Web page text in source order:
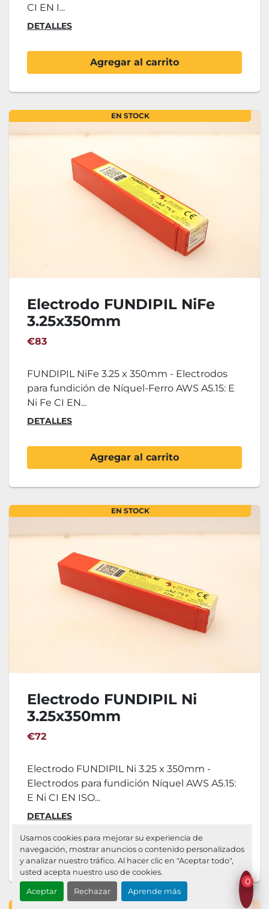
Usamos cookies para mejorar su experiencia de
navegación, mostrar anuncios o contenido personalizados
y analizar nuestro tráfico. Al hacer clic en "Aceptar todo",
usted acepta nuestro uso de cookies.
Aceptar Rechazar Aprende más
CI EN I...
DETALLES
Agregar al carrito
EN STOCK
Electrodo FUNDIPIL NiFe
3.25x350mm
€83
FUNDIPIL NiFe 3.25 x 350mm - Electrodos
para fundición de Níquel-Ferro AWS A5.15: E
Ni Fe CI EN...
DETALLES
Agregar al carrito
EN STOCK
Electrodo FUNDIPIL Ni
3.25x350mm
€72
Electrodo FUNDIPIL Ni 3.25 x 350mm -
Electrodos para fundición Níquel AWS A5.15:
E Ni CI EN ISO...
DETALLES
Agregar al carrito
0